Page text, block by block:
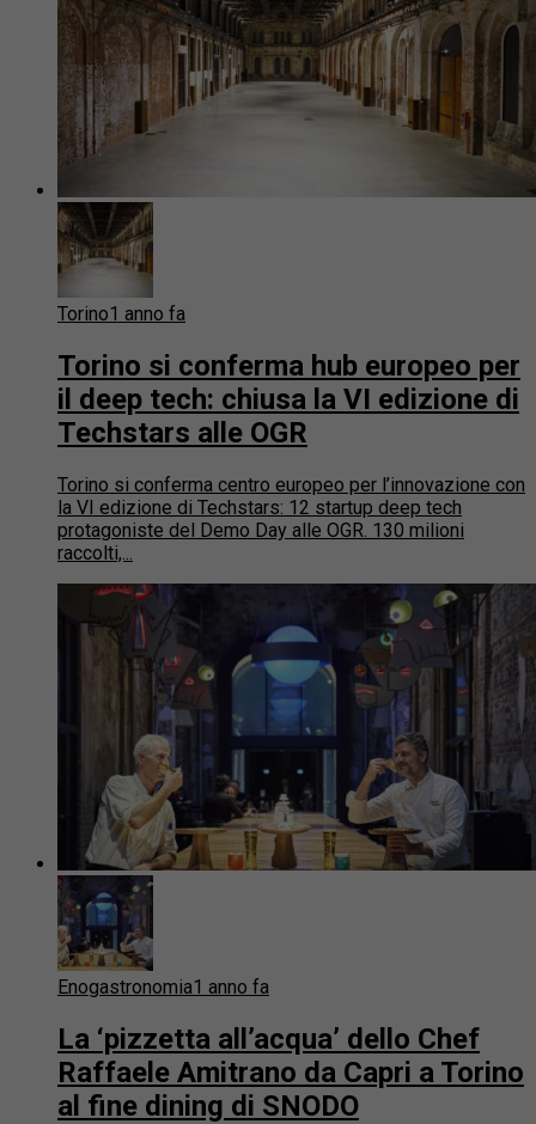
Torino1 anno fa
Torino si conferma hub europeo per
il deep tech: chiusa la VI edizione di
Techstars alle OGR
Torino si conferma centro europeo per l’innovazione con
la VI edizione di Techstars: 12 startup deep tech
protagoniste del Demo Day alle OGR. 130 milioni
raccolti,...
Enogastronomia1 anno fa
La ‘pizzetta all’acqua’ dello Chef
Raffaele Amitrano da Capri a Torino
al fine dining di SNODO